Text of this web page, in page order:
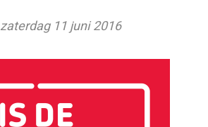
11 juni 2016